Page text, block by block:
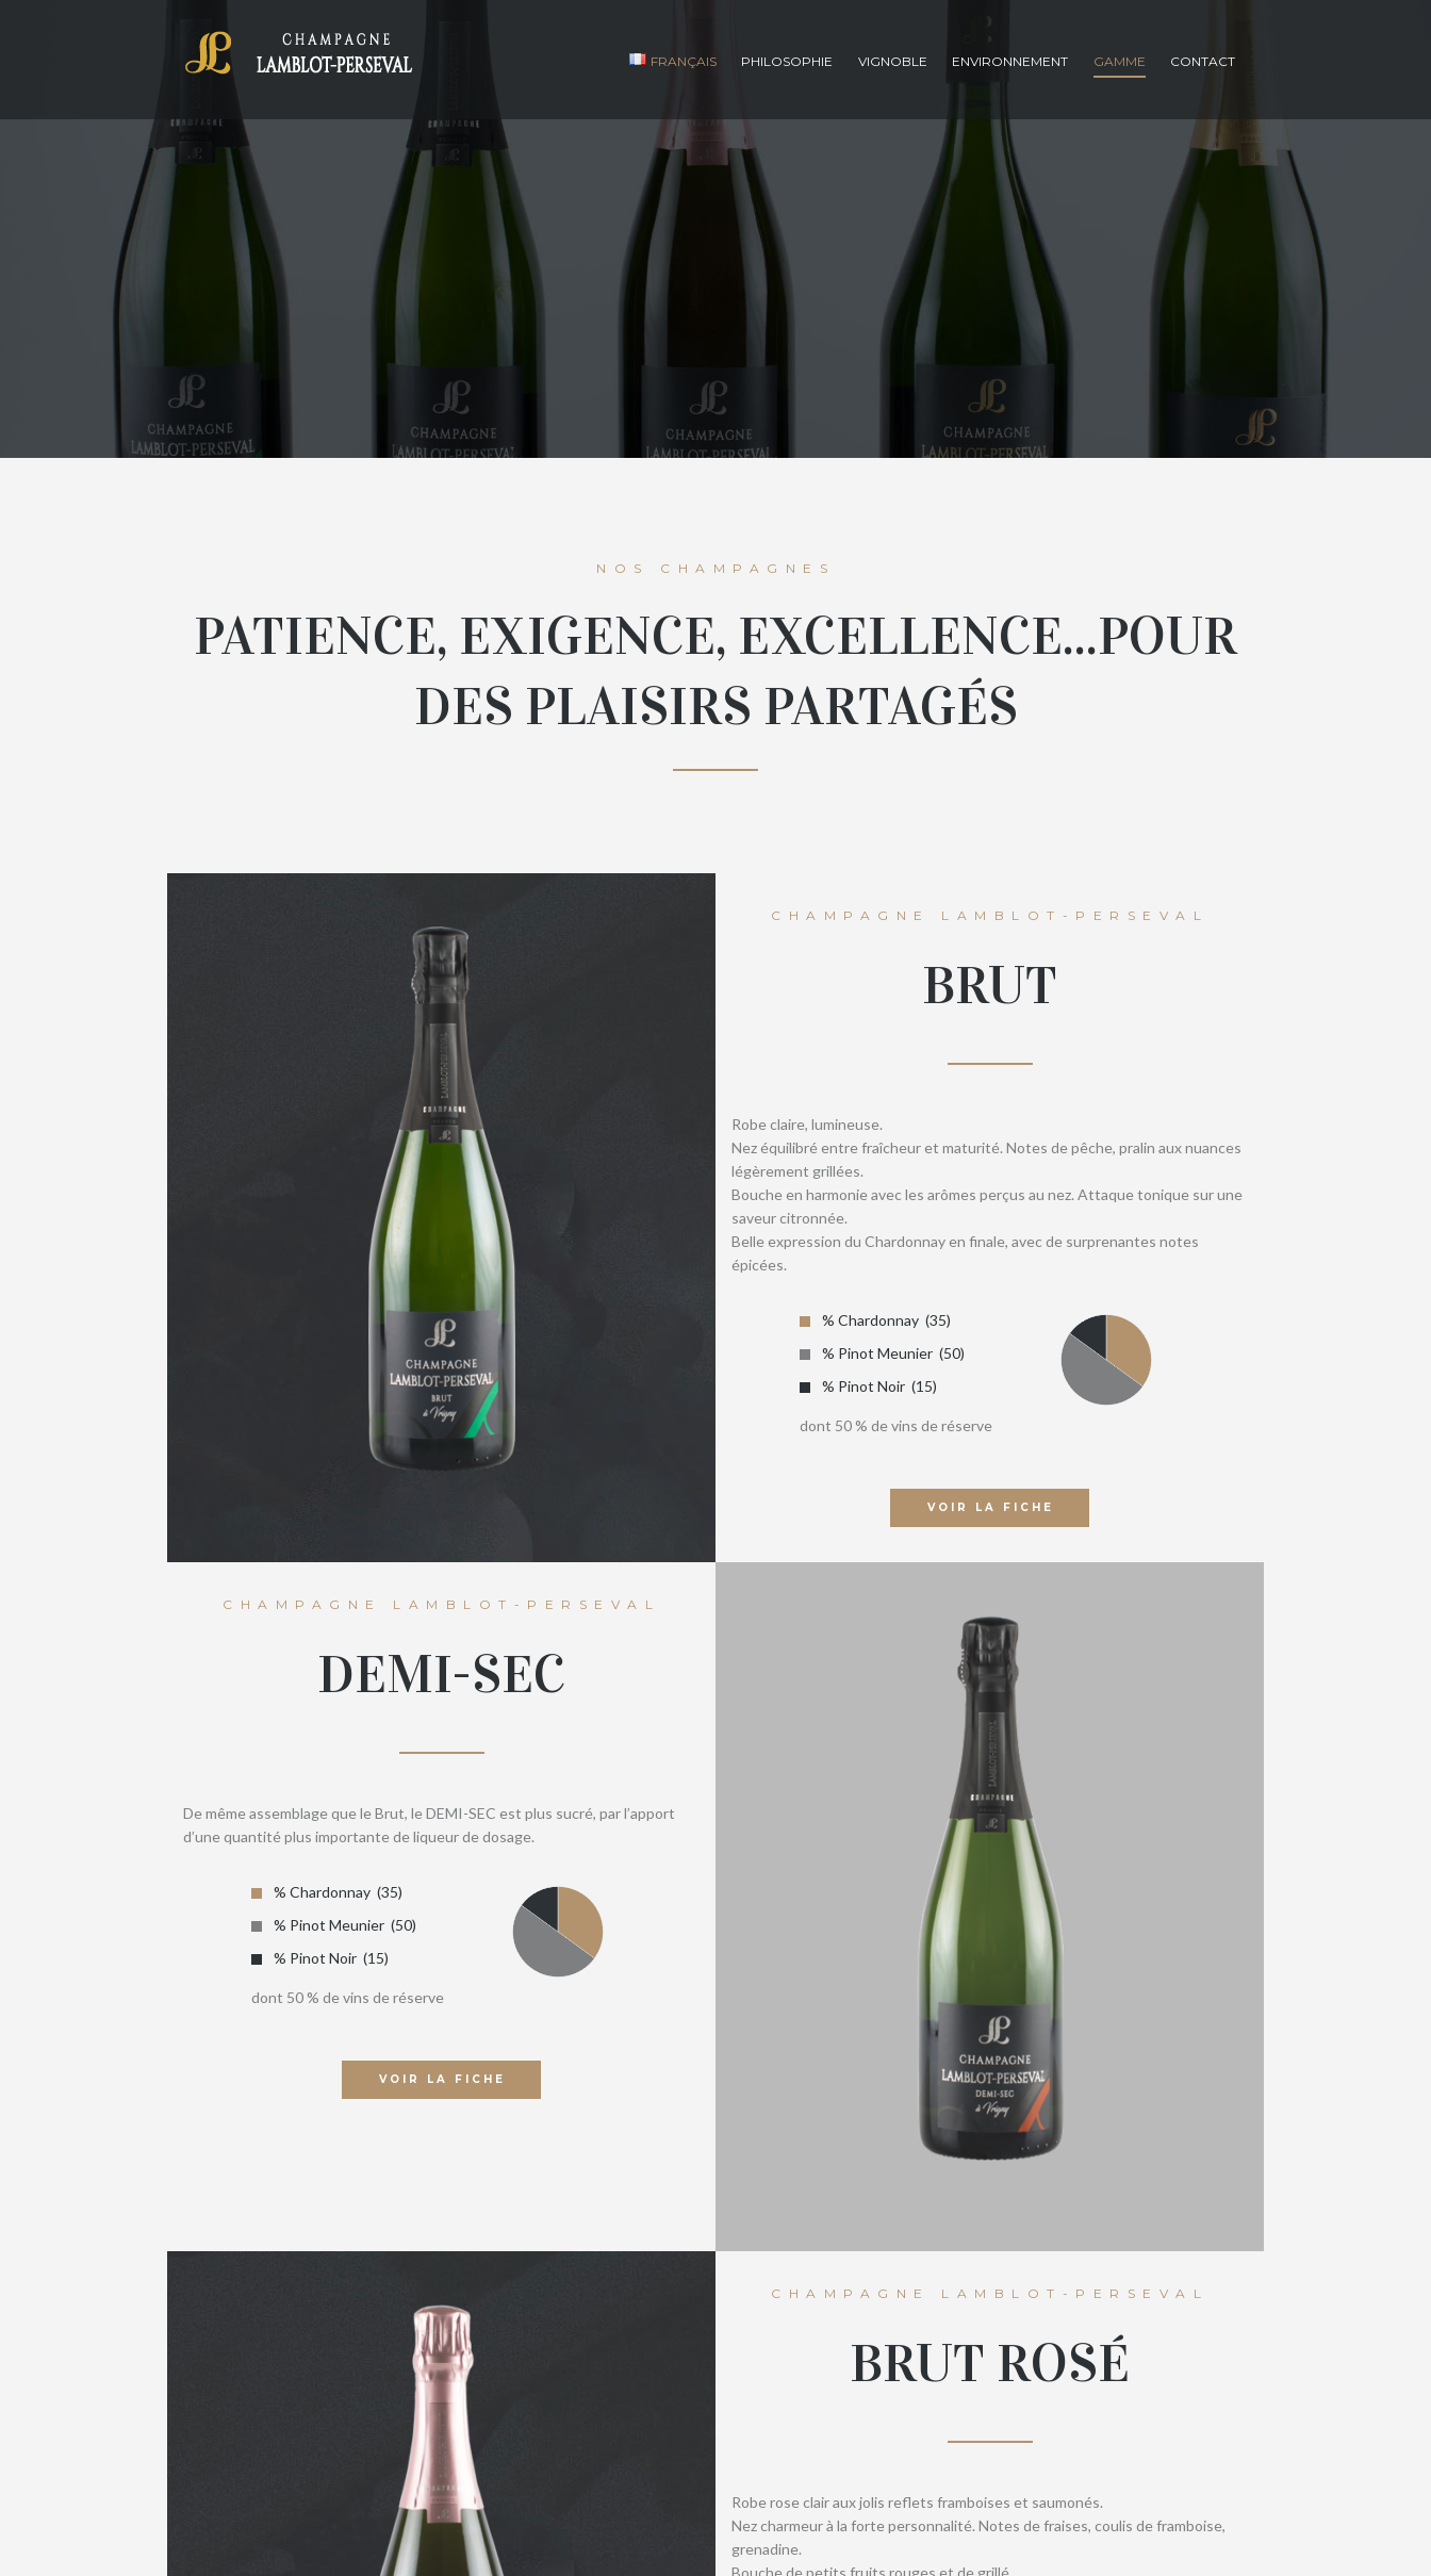
FRANÇAIS PHILOSOPHIE VIGNOBLE ENVIRONNEMENT GAMME CONTACT
NOS CHAMPAGNES
PATIENCE, EXIGENCE, EXCELLENCE...POUR
DES PLAISIRS PARTAGÉS
CHAMPAGNE LAMBLOT-PERSEVAL
BRUT
Robe claire, lumineuse.
Nez équilibré entre fraîcheur et maturité. Notes de pêche, pralin aux nuances
légèrement grillées.
Bouche en harmonie avec les arômes perçus au nez. Attaque tonique sur une
saveur citronnée.
Belle expression du Chardonnay en finale, avec de surprenantes notes
épicées.
% Chardonnay 35
% Pinot Meunier
50
% Pinot Noir
15
dont 50 % de vins de réserve
VOIR LA FICHE
CHAMPAGNE LAMBLOT-PERSEVAL
DEMI-SEC
De même assemblage que le Brut, le DEMI-SEC est plus sucré, par l’apport
d’une quantité plus importante de liqueur de dosage.
% Chardonnay 35
% Pinot Meunier
50
% Pinot Noir
15
dont 50 % de vins de réserve
VOIR LA FICHE
CHAMPAGNE LAMBLOT-PERSEVAL
BRUT ROSÉ
Robe rose clair aux jolis reflets framboises et saumonés.
Nez charmeur à la forte personnalité. Notes de fraises, coulis de framboise,
grenadine.
Bouche de petits fruits rouges et de grillé.